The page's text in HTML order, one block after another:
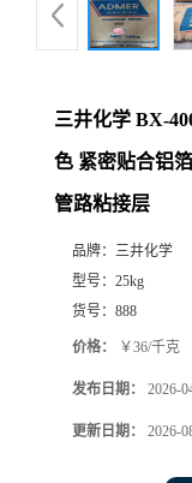
三井化学 BX-
色 紧密贴合铝
管路粘接层
品牌： 三井化学
型号： 25kg
货号： 888
价格： ￥36/千克
发布日期： 2026-
更新日期： 2026-